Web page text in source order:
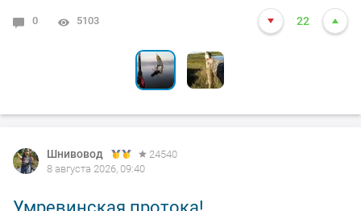
0 5103 22
0 3598 11
Шнивовод
24540
8 августа 2026, 09:40